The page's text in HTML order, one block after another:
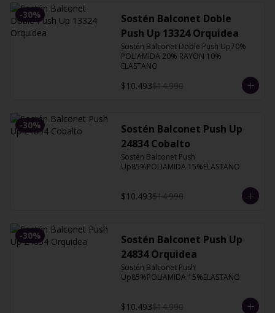
-30%
Sostén Balconet Doble
Push Up 13324 Orquidea
Sostén Balconet Doble Push Up70%
POLIAMIDA 20% RAYON 10%
ELASTANO
$10.493$14.990
-30%
Sostén Balconet Push Up
24834 Cobalto
Sostén Balconet Push
Up85%POLIAMIDA 15%ELASTANO
$10.493$14.990
-30%
Sostén Balconet Push Up
24834 Orquidea
Sostén Balconet Push
Up85%POLIAMIDA 15%ELASTANO
$10.493$14.990